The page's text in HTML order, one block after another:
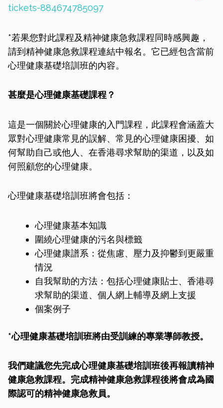
tickets-884674785097
*若果您對此課程及精神健康急救課程同時感興趣，
請到精神健康急救課程連結中報名。它已經包含當前
心理健康基礎培訓班的內容。
甚麼是心理健康基礎課程？
這是一個關於心理健康的入門課程，此課程會涵蓋大
眾對心理健康常見的誤解、常見的心理健康困擾、如
何幫助自己或他人、在香港尋求幫助的渠道，以及如
何照顧您的心理健康。
心理健康基礎培訓班將會包括：
心理健康基本知識
圍繞心理健康的污名與標籤
心理健康譜系：從焦慮、壓力及抑鬱到更嚴重
情況
自我幫助的方法：包括心理健康貼士、香港尋
求幫助的渠道、個人網上輔導及網上支援
個案例子
*心理健康基礎培訓班將由受訓練的專業導師教授。
我們建議您先完成心理健康基礎培訓班後再報讀精神
健康急救課程。完成精神健康急救課程後將會成為國
際認可的精神健康急救員。